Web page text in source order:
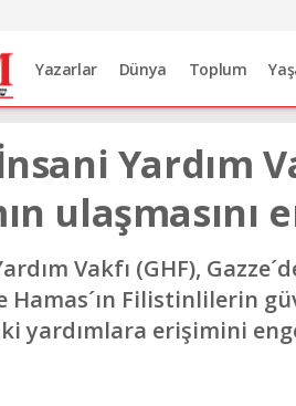
Yazarlar Dünya Toplum
Yardım
ulaşmasını
Vakfı (GHF),
Hamas´ın Filistinlilerin
yardımlara erişimini